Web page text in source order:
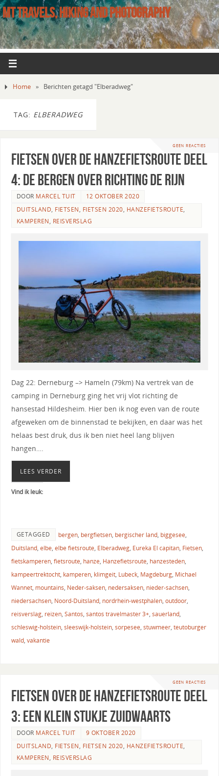
MT TRAVELS, HIKING AND PHOTOGRAPHY
Home » Berichten getagd "Elberadweg"
TAG: ELBERADWEG
GEEN REACTIES
Fietsen over de Hanzefietsroute deel
4: de bergen over richting de Rijn
DOOR MARCEL TUIT
12 OKTOBER 2020
DUITSLAND, FIETSEN, FIETSEN 2020, HANZEFIETSROUTE,
KAMPEREN, REISVERSLAG
Dag 22: Derneburg –> Hameln (79km) Na vertrek van de
camping in Derneburg ging het vrij vlot richting de
hansestad Hildesheim. Hier ben ik nog even van de route
afgeweken om de binnenstad te bekijken, en daar was het
helaas best druk, dus ik ben niet heel lang blijven
hangen….
LEES VERDER
Vind ik leuk:
GETAGGED bergen, bergfietsen, bergischer land, biggesee,
Duitsland, elbe, elbe fietsroute, Elberadweg, Eureka El capitan, Fietsen,
fietskamperen, fietsroute, hanze, Hanzefietsroute, hanzesteden,
kampeertrektocht, kamperen, klimgeit, Lubeck, Magdeburg, Michael
Wannet, mountains, Neder-saksen, nedersaksen, nieder-sachsen,
niedersachsen, Noord-Duitsland, nordrhein-westphalen, outdoor,
reisverslag, reizen, Santos, santos travelmaster 3+, sauerland,
schleswig-holstein, sleeswijk-holstein, sorpesee, stuwmeer, teutoburger
wald, vakantie
GEEN REACTIES
Fietsen over de Hanzefietsroute deel
3: een klein stukje zuidwaarts
DOOR MARCEL TUIT
9 OKTOBER 2020
DUITSLAND, FIETSEN, FIETSEN 2020, HANZEFIETSROUTE,
KAMPEREN, REISVERSLAG